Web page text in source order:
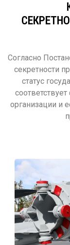
Согласно
секретности
статус
организации и